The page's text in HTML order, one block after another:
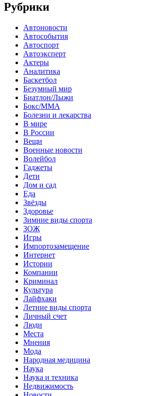
Рубрики
Автоновости
Автособытия
Автоспорт
Автоэксперт
Актеры
Аналитика
Баскетбол
Безумный мир
Биатлон/Лыжи
Бокс/MMA
Болезни и лекарства
В мире
В России
Вещи
Военные новости
Волейбол
Гаджеты
Дети
Дом и сад
Еда
Звёзды
Здоровье
Зимние виды спорта
ЗОЖ
Игры
Импортозамещение
Интернет
Истории
Компании
Криминал
Культура
Лайфхаки
Летние виды спорта
Личный счет
Люди
Места
Мнения
Мода
Народная медицина
Наука
Наука и техника
Недвижимость